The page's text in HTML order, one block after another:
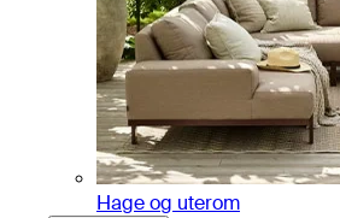
Hage og uterom